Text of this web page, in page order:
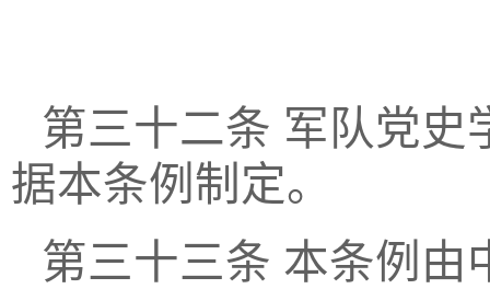
第三十二条 军队党史
据本条例制定。
第三十三条 本条例由